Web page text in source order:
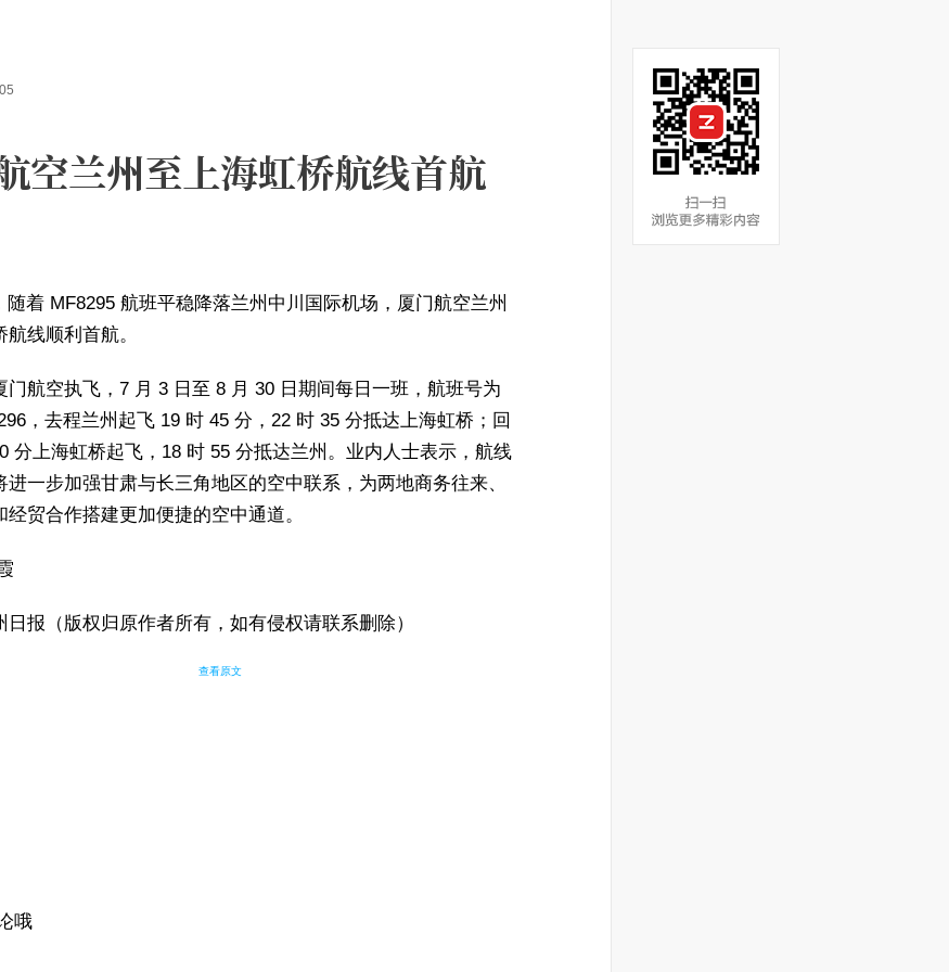
空兰州至上海虹桥航线首航
随着 MF8295 航班平稳降落兰州中川国际机场，厦门航空兰州
线顺利首航。
门航空执飞，7 月 3 日至 8 月 30 日期间每日一班，航班号为
，去程兰州起飞 19 时 45 分，22 时 35 分抵达上海虹桥；回
分上海虹桥起飞，18 时 55 分抵达兰州。业内人士表示，航线
进一步加强甘肃与长三角地区的空中联系，为两地商务往来、
经贸合作搭建更加便捷的空中通道。
日报（版权归原作者所有，如有侵权请联系删除）
查看原文
哦